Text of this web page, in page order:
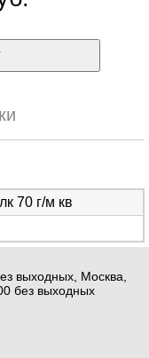
70 г/м кв
выходных, Москва,
без выходных